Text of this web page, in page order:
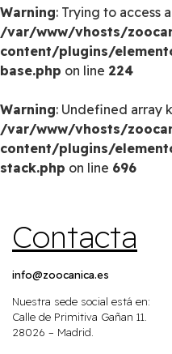
Warning: Trying to access
/var/www/vhosts/
content/plugins/
base.php on line 224
Warning: Undefined array
/var/www/vhosts/
content/plugins/
stack.php on line 696
Contacta
info@zoocanica.es
Nuestra sede social está en:
Calle de Primitiva Gañan 11.
28026 – Madrid.